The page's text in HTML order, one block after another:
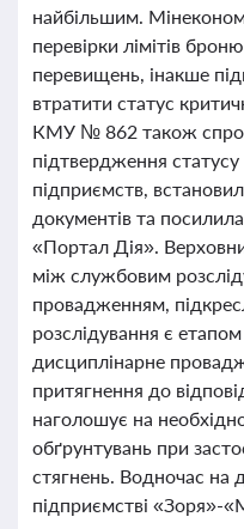
найбільшим.
перевірки лімітів
перевищень, інакше
втратити статус
КМУ № 862 також
підтвердження
підприємств,
документів та
«Портал Дія».
між службовим
провадженням,
розслідування є
дисциплінарне
притягнення до
наголошує на
обґрунтувань при
стягнень. Водночас
підприємстві «Зоря»-